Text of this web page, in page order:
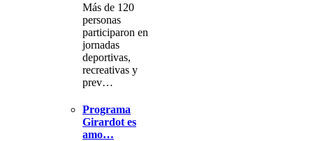
Más de 120
personas
participaron en
jornadas
deportivas,
recreativas y
prev…
Programa
Girardot es
amo…